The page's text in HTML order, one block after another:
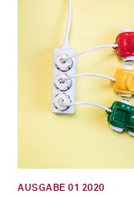
AUSGABE 01 2020